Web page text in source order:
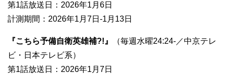
第1話放送日：2026年1月6日
計測期間：2026年1月7日-1月13日
『こちら予備自衛英雄補?!』
（毎週水曜24:24-／中京テレ
ビ・日本テレビ系）
第1話放送日：2026年1月7日